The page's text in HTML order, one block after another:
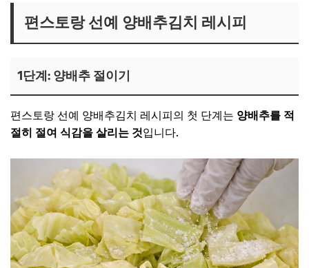
편스토랑 선예 양배추김치 레시피
1단계: 양배추 절이기
편스토랑 선예 양배추김치 레시피의 첫 단계는 양배추를 적
절히 절여 식감을 살리는 것입니다.